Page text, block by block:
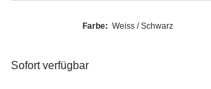
Farbe: Weiss / Schwarz
Sofort verfügbar